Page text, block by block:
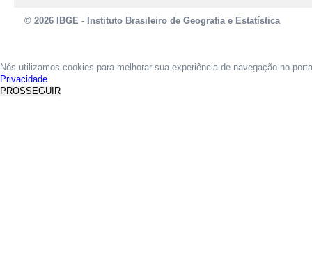
© 2026 IBGE - Instituto Brasileiro de Geografia e Estatística
Nós utilizamos cookies para melhorar sua experiência de navegação no
Privacidade.
PROSSEGUIR